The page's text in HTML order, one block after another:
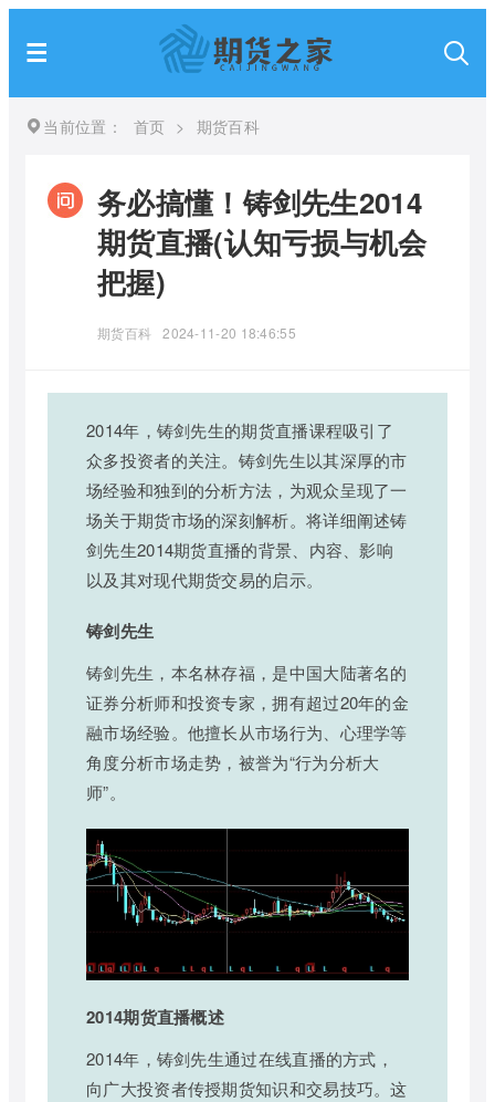
当前位置： 首页 > 期货百科
务必搞懂！铸剑先生2014
期货直播(认知亏损与机会
把握)
期货百科 2024-11-20 18:46:55
2014年，铸剑先生的期货直播课程吸引了
众多投资者的关注。铸剑先生以其深厚的市
场经验和独到的分析方法，为观众呈现了一
场关于期货市场的深刻解析。将详细阐述铸
剑先生2014期货直播的背景、内容、影响
以及其对现代期货交易的启示。
铸剑先生
铸剑先生，本名林存福，是中国大陆著名的
证券分析师和投资专家，拥有超过20年的金
融市场经验。他擅长从市场行为、心理学等
角度分析市场走势，被誉为“行为分析大
师”。
2014期货直播概述
2014年，铸剑先生通过在线直播的方式，
向广大投资者传授期货知识和交易技巧。这